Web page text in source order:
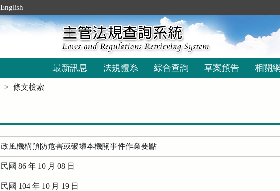
English
最新訊息 法規體系 綜合查詢 草案預告 相關
條文檢索
政風機構預防危害或破壞本機關事件作業要點
民國 86 年 10 月 08 日
民國 104 年 10 月 19 日